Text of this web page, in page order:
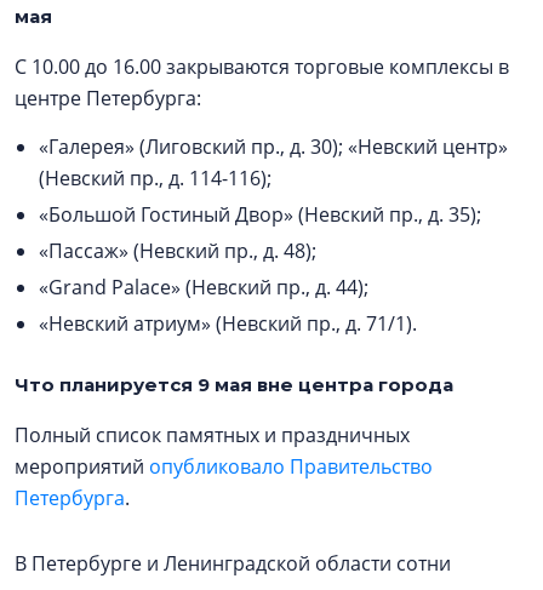
мая
С 10.00 до 16.00 закрываются торговые комплексы в
центре Петербурга:
«Галерея» (Лиговский пр., д. 30); «Невский центр»
(Невский пр., д. 114-116);
«Большой Гостиный Двор» (Невский пр., д. 35);
«Пассаж» (Невский пр., д. 48);
«Grand Palace» (Невский пр., д. 44);
«Невский атриум» (Невский пр., д. 71/1).
Что планируется 9 мая вне центра города
Полный список памятных и праздничных
мероприятий опубликовало Правительство
Петербурга.
В Петербурге и Ленинградской области сотни